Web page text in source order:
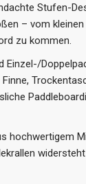
Stufen-
– vom
zu kommen.
Einzel-/
hochwertigem